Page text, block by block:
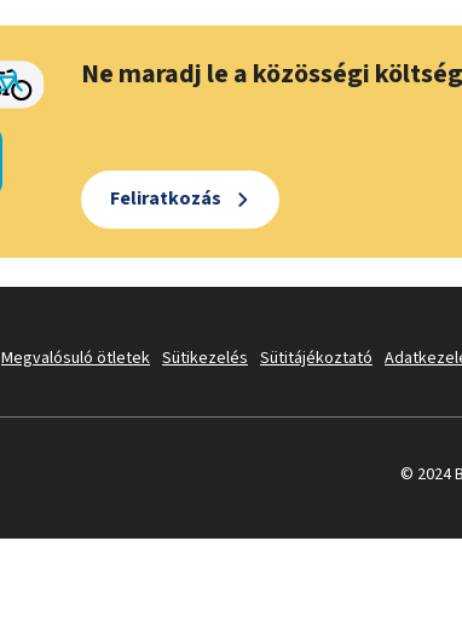
Ne maradj le a közösségi
Feliratkozás
Megvalósuló ötletek Sütikezelés Sütitájékoztató
© 2024